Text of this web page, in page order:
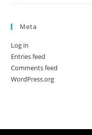
Meta
Log in
Entries feed
Comments feed
WordPress.org